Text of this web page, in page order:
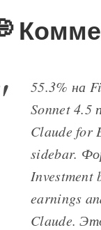
55.3% на
Sonnet 4.5
Claude for
sidebar.
Investment
earnings
Claude.